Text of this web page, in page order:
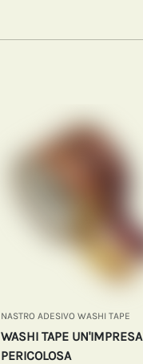
NASTRO ADESIVO WASHI TAPE
WASHI TAPE UN'IMPRESA
PERICOLOSA